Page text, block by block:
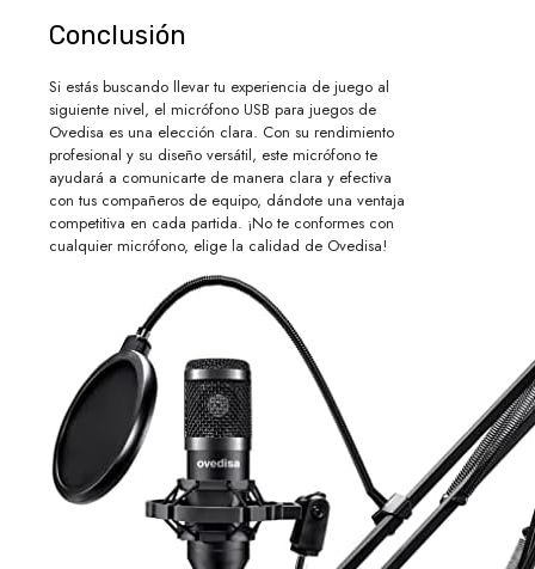
Conclusión
Si estás buscando llevar tu experiencia de juego al
siguiente nivel, el micrófono USB para juegos de
Ovedisa es una elección clara. Con su rendimiento
profesional y su diseño versátil, este micrófono te
ayudará a comunicarte de manera clara y efectiva
con tus compañeros de equipo, dándote una ventaja
competitiva en cada partida. ¡No te conformes con
cualquier micrófono, elige la calidad de Ovedisa!